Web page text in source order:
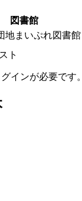
図書館
地まいぷれ図書館
ト
インが必要です。